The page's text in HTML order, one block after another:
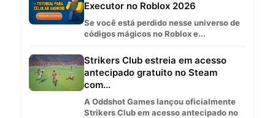
Executor no Roblox 2026
Se você está perdido nesse universo de
códigos mágicos no Roblox e...
Strikers Club estreia em acesso
antecipado gratuito no Steam
com...
A Oddshot Games lançou oficialmente
Strikers Club em acesso antecipado no